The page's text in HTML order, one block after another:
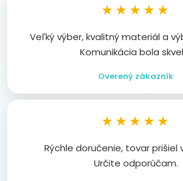
★★★★★
Veľký výber, kvalitný materiál a
Komunikácia bola
Overený zákazník
★★★★★
Rýchle doručenie, tovar prišiel
Určite odporúčam.